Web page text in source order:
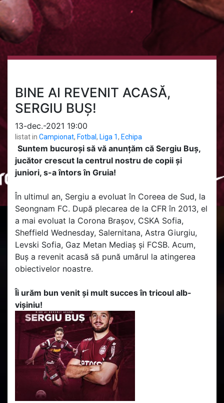
BINE AI REVENIT ACASĂ,
SERGIU BUȘ!
13-dec.-2021 19:00
listat in Campionat, Fotbal , Liga 1, Echipa
Suntem bucuroși să vă anunțăm că Sergiu Buș,
jucător crescut la centrul nostru de copii și
juniori, s-a întors în Gruia!
În ultimul an, Sergiu a evoluat în Coreea de Sud, la
Seongnam FC. După plecarea de la CFR în 2013, el
a mai evoluat la Corona Brașov, CSKA Sofia,
Sheffield Wednesday, Salernitana, Astra Giurgiu,
Levski Sofia, Gaz Metan Mediaș și FCSB. Acum,
Buș a revenit acasă să pună umărul la atingerea
obiectivelor noastre.
Îi urăm bun venit și mult succes în tricoul alb-
vișiniu!